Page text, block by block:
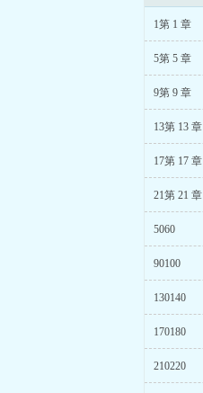
1第 1 章
5第 5 章
9第 9 章
13第 13 章
17第 17 章
21第 21 章
5060
90100
130140
170180
210220